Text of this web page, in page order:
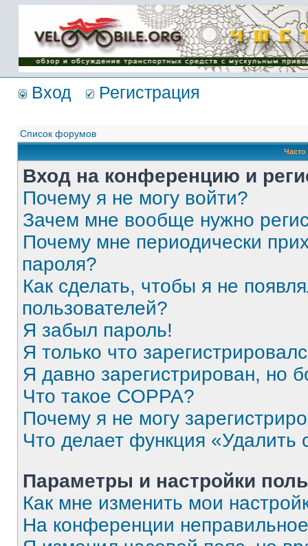
Имя пользователя:
Пароль:
{ LOG_ME_IN_SHORT
}
Вход Регистрация
Список форумов
Вход на конференцию и
Почему я не могу войти?
Зачем мне вообще нужно
Почему мне периодически
пароля?
Как сделать, чтобы я не
пользователей?
Я забыл пароль!
Я только что
Я давно зарегистрирован, но
Что такое COPPA?
Почему я не могу
Что делает функция
Параметры и настройки
Как мне изменить мои
На конференции